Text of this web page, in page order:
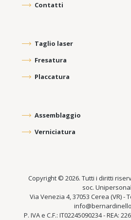
Contatti
Taglio laser
Fresatura
Placcatura
Assemblaggio
Verniciatura
Copyright © 2026. Tutti i diritti
soc.
Via Venezia 4, 37053 Cerea (VR) -
P. IVA e C.F.: IT02245090234 - REA: